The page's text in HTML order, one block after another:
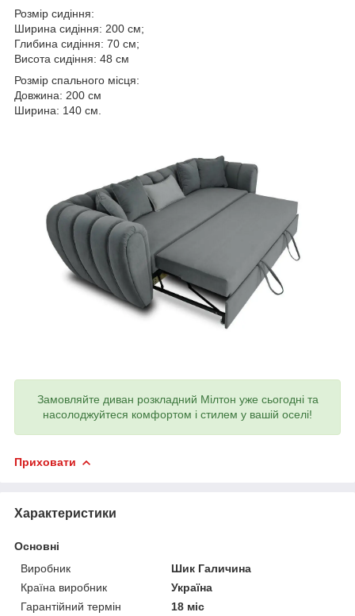
Розмір сидіння:
Ширина сидіння: 200 см;
Глибина сидіння: 70 см;
Висота сидіння: 48 см
Розмір спального місця:
Довжина: 200 см
Ширина: 140 см.
Замовляйте диван розкладний Мілтон уже сьогодні та
насолоджуйтеся комфортом і стилем у вашій оселі!
Приховати
Характеристики
Основні
Виробник
Шик Галичина
Країна виробник
Україна
Гарантійний термін
18 міс